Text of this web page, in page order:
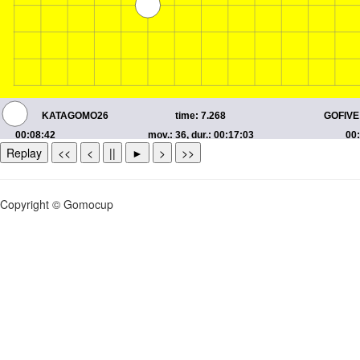
Replay << < || ► > >>
Copyright © Gomocup